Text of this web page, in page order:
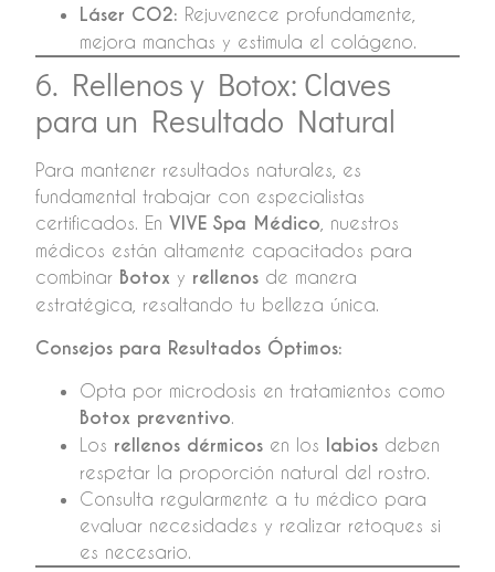
Láser CO2: Rejuvenece profundamente,
mejora manchas y estimula el colágeno.
6. Rellenos y Botox: Claves
para un Resultado Natural
Para mantener resultados naturales, es
fundamental trabajar con especialistas
certificados. En VIVE Spa Médico , nuestros
médicos están altamente capacitados para
combinar Botox y rellenos de manera
estratégica, resaltando tu belleza única.
Consejos para Resultados Óptimos:
Opta por microdosis en tratamientos como
Botox preventivo.
Los rellenos dérmicos en los labios deben
respetar la proporción natural del rostro.
Consulta regularmente a tu médico para
evaluar necesidades y realizar retoques si
es necesario.